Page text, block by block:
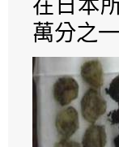
在日本
萬分之